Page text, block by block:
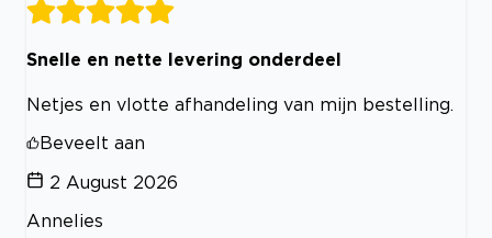
Snelle en nette levering onderdeel
Netjes en vlotte afhandeling van mijn bestelling.
Beveelt aan
2 August 2026
Annelies